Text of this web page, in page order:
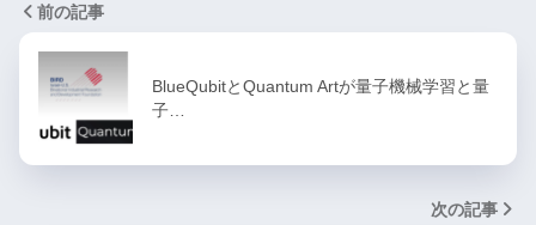
前の記事
BlueQubitとQuantum Artが量子機械学習と量
子…
次の記事